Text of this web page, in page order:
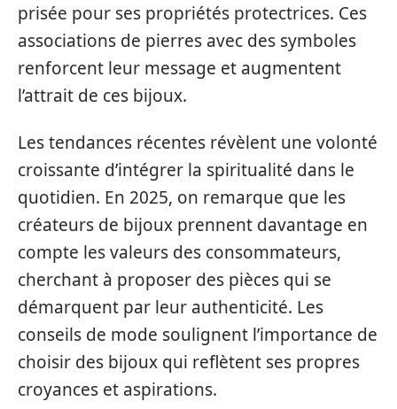
prisée pour ses propriétés protectrices. Ces
associations de pierres avec des symboles
renforcent leur message et augmentent
l’attrait de ces bijoux.
Les tendances récentes révèlent une volonté
croissante d’intégrer la spiritualité dans le
quotidien. En 2025, on remarque que les
créateurs de bijoux prennent davantage en
compte les valeurs des consommateurs,
cherchant à proposer des pièces qui se
démarquent par leur authenticité. Les
conseils de mode soulignent l’importance de
choisir des bijoux qui reflètent ses propres
croyances et aspirations.